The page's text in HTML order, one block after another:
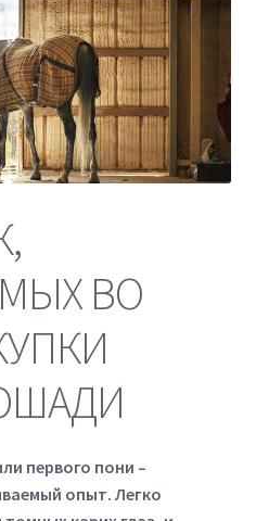
ВО
первого пони –
опыт. Легко